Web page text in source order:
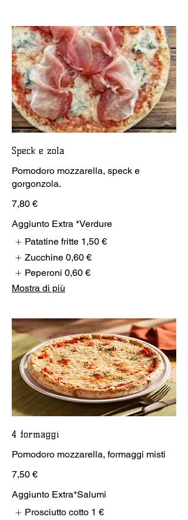
Speck e zola
Pomodoro mozzarella, speck e
gorgonzola.
7,80 €
Aggiunto Extra *Verdure
Patatine fritte 1,50 €
Zucchine 0,60 €
Peperoni 0,60 €
Mostra di più
4 formaggi
Pomodoro mozzarella, formaggi misti
7,50 €
Aggiunto Extra*Salumi
Prosciutto cotto 1 €